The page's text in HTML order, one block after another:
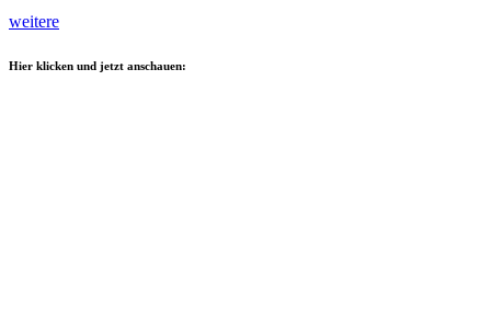
weitere
Hier klicken und jetzt anschauen: